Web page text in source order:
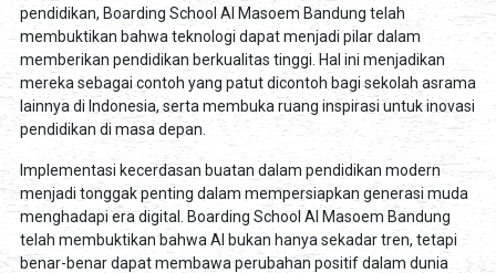
pendidikan, Boarding School Al Masoem Bandung telah
membuktikan bahwa teknologi dapat menjadi pilar dalam
memberikan pendidikan berkualitas tinggi. Hal ini menjadikan
mereka sebagai contoh yang patut dicontoh bagi sekolah asrama
lainnya di Indonesia, serta membuka ruang inspirasi untuk inovasi
pendidikan di masa depan.
Implementasi kecerdasan buatan dalam pendidikan modern
menjadi tonggak penting dalam mempersiapkan generasi muda
menghadapi era digital. Boarding School Al Masoem Bandung
telah membuktikan bahwa AI bukan hanya sekadar tren, tetapi
benar-benar dapat membawa perubahan positif dalam dunia